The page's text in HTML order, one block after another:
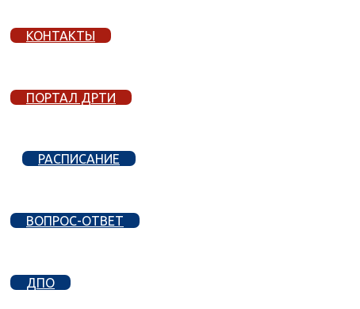
КОНТАКТЫ
ПОРТАЛ ДРТИ
РАСПИСАНИЕ
ВОПРОС-ОТВЕТ
ДПО